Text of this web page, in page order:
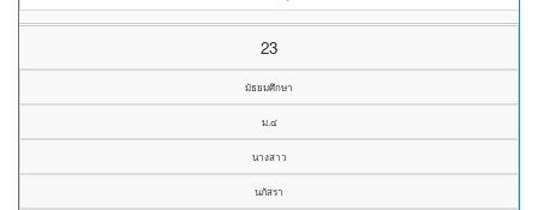
23
มัธยมศึกษา
ม.๔
นางสาว
นภัสรา